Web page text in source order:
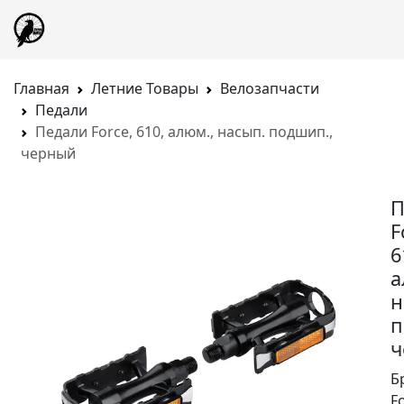
Главная Летние Товары
Велозапчасти
Педали
Педали Force, 610, алюм., насып. подшип.,
черный